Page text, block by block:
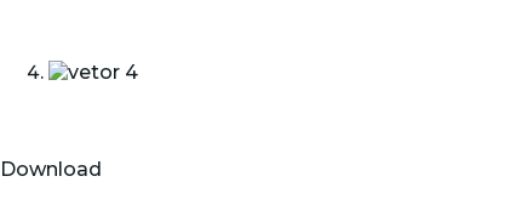
Download